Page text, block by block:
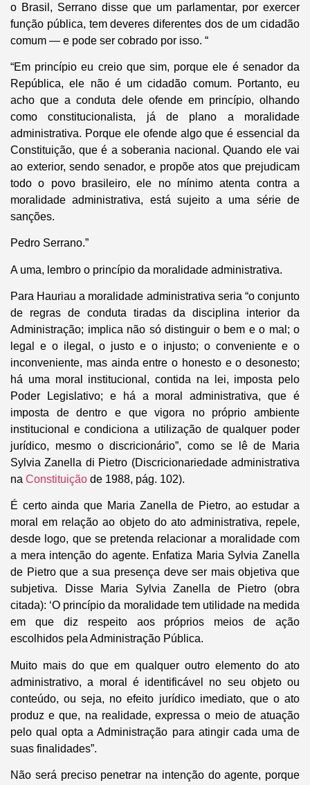
o Brasil, Serrano disse que um parlamentar, por exercer
função pública, tem deveres diferentes dos de um cidadão
comum — e pode ser cobrado por isso. “
“Em princípio eu creio que sim, porque ele é senador da
República, ele não é um cidadão comum. Portanto, eu
acho que a conduta dele ofende em princípio, olhando
como constitucionalista, já de plano a moralidade
administrativa. Porque ele ofende algo que é essencial da
Constituição, que é a soberania nacional. Quando ele vai
ao exterior, sendo senador, e propõe atos que prejudicam
todo o povo brasileiro, ele no mínimo atenta contra a
moralidade administrativa, está sujeito a uma série de
sanções.
Pedro Serrano.”
A uma, lembro o princípio da moralidade administrativa.
Para Hauriau a moralidade administrativa seria “o conjunto
de regras de conduta tiradas da disciplina interior da
Administração; implica não só distinguir o bem e o mal; o
legal e o ilegal, o justo e o injusto; o conveniente e o
inconveniente, mas ainda entre o honesto e o desonesto;
há uma moral institucional, contida na lei, imposta pelo
Poder Legislativo; e há a moral administrativa, que é
imposta de dentro e que vigora no próprio ambiente
institucional e condiciona a utilização de qualquer poder
jurídico, mesmo o discricionário”, como se lê de Maria
Sylvia Zanella di Pietro (Discricionariedade administrativa
na Constituição de 1988, pág. 102).
É certo ainda que Maria Zanella de Pietro, ao estudar a
moral em relação ao objeto do ato administrativa, repele,
desde logo, que se pretenda relacionar a moralidade com
a mera intenção do agente. Enfatiza Maria Sylvia Zanella
de Pietro que a sua presença deve ser mais objetiva que
subjetiva. Disse Maria Sylvia Zanella de Pietro (obra
citada): ‘O princípio da moralidade tem utilidade na medida
em que diz respeito aos próprios meios de ação
escolhidos pela Administração Pública.
Muito mais do que em qualquer outro elemento do ato
administrativo, a moral é identificável no seu objeto ou
conteúdo, ou seja, no efeito jurídico imediato, que o ato
produz e que, na realidade, expressa o meio de atuação
pelo qual opta a Administração para atingir cada uma de
suas finalidades”.
Não será preciso penetrar na intenção do agente, porque